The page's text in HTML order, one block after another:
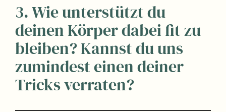
3. Wie unterstützt du
deinen Körper dabei fit zu
bleiben? Kannst du uns
zumindest einen deiner
Tricks verraten?